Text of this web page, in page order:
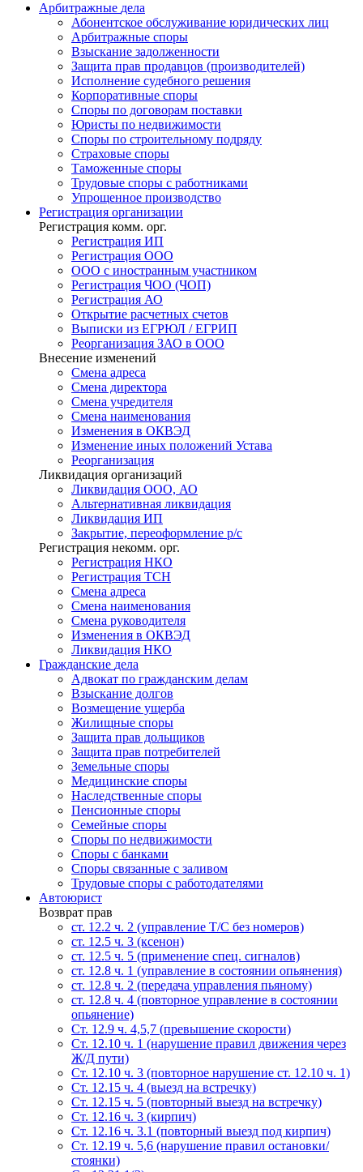
Арбитражные дела
Абонентское обслуживание юридических лиц
Арбитражные споры
Взыскание задолженности
Защита прав продавцов (производителей)
Исполнение судебного решения
Корпоративные споры
Споры по договорам поставки
Юристы по недвижимости
Споры по строительному подряду
Страховые споры
Таможенные споры
Трудовые споры с работниками
Упрощенное производство
Регистрация организации
Регистрация комм. орг.
Регистрация ИП
Регистрация ООО
ООО с иностранным участником
Регистрация ЧОО (ЧОП)
Регистрация АО
Открытие расчетных счетов
Выписки из ЕГРЮЛ / ЕГРИП
Реорганизация ЗАО в ООО
Внесение изменений
Смена адреса
Смена директора
Cмена учредителя
Смена наименования
Изменения в ОКВЭД
Изменение иных положений Устава
Реорганизация
Ликвидация организаций
Ликвидация ООО, АО
Альтернативная ликвидация
Ликвидация ИП
Закрытие, переоформление р/с
Регистрация некомм. орг.
Регистрация НКО
Регистрация ТСН
Смена адреса
Смена наименования
Смена руководителя
Изменения в ОКВЭД
Ликвидация НКО
Гражданские дела
Адвокат по гражданским делам
Взыскание долгов
Возмещение ущерба
Жилищные споры
Защита прав дольщиков
Защита прав потребителей
Земельные споры
Медицинские споры
Наследственные споры
Пенсионные споры
Семейные споры
Cпоры по недвижимости
Споры с банками
Споры связанные с заливом
Трудовые споры с работодателями
Автоюрист
Возврат прав
ст. 12.2 ч. 2 (управление Т/С без номеров)
ст. 12.5 ч. 3 (ксенон)
ст. 12.5 ч. 5 (применение спец. сигналов)
cт. 12.8 ч. 1 (управление в состоянии опьянения)
ст. 12.8 ч. 2 (передача управления пьяному)
ст. 12.8 ч. 4 (повторное управление в состоянии
опьянение)
Ст. 12.9 ч. 4,5,7 (превышение скорости)
Ст. 12.10 ч. 1 (нарушение правил движения через
Ж/Д пути)
Ст. 12.10 ч. 3 (повторное нарушение ст. 12.10 ч. 1)
Ст. 12.15 ч. 4 (выезд на встречку)
Ст. 12.15 ч. 5 (повторный выезд на встречку)
Ст. 12.16 ч. 3 (кирпич)
Ст. 12.16 ч. 3.1 (повторный выезд под кирпич)
Ст. 12.19 ч. 5,6 (нарушение правил остановки/
стоянки)